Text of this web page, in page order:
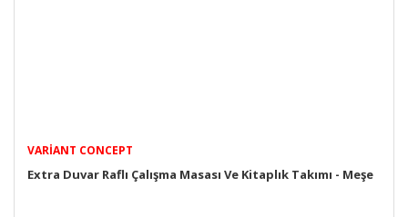
VARIANT CONCEPT
Extra Duvar Raflı Çalışma Masası Ve Kitaplık Takımı - Meşe